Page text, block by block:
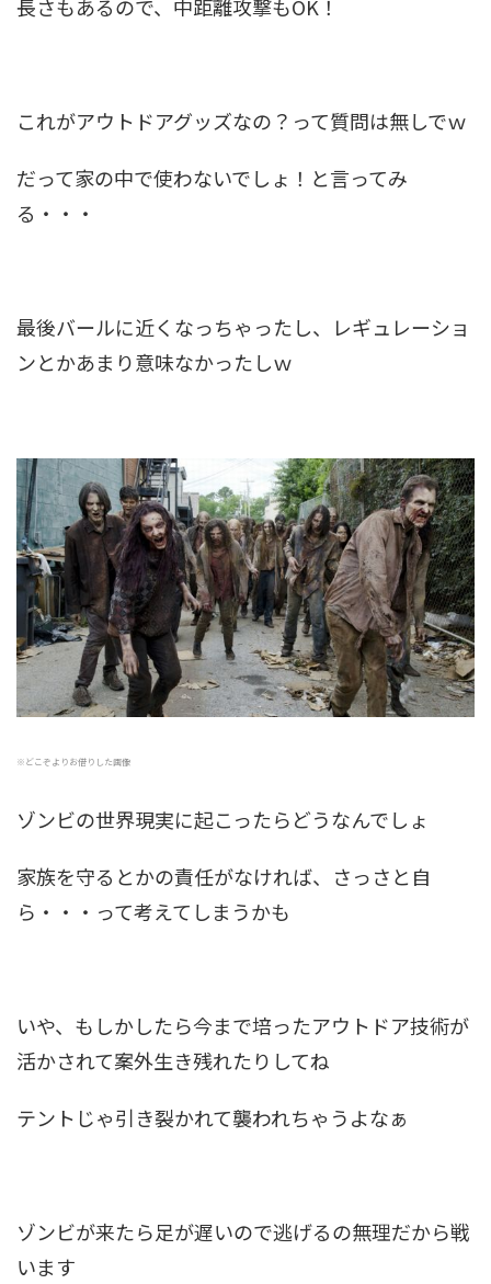
長さもあるので、中距離攻撃もOK！
これがアウトドアグッズなの？って質問は無しでｗ
だって家の中で使わないでしょ！と言ってみ
る・・・
最後バールに近くなっちゃったし、レギュレーショ
ンとかあまり意味なかったしｗ
※どこぞよりお借りした画像
ゾンビの世界現実に起こったらどうなんでしょ
家族を守るとかの責任がなければ、さっさと自
ら・・・って考えてしまうかも
いや、もしかしたら今まで培ったアウトドア技術が
活かされて案外生き残れたりしてね
テントじゃ引き裂かれて襲われちゃうよなぁ
ゾンビが来たら足が遅いので逃げるの無理だから戦
います